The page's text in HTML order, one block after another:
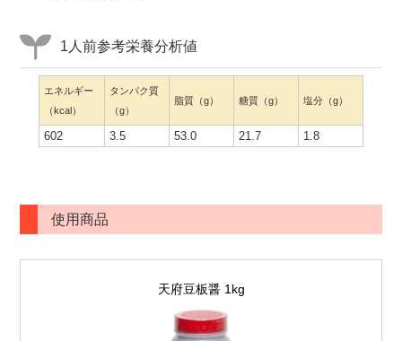
1人前参考栄養分析値
エネルギー
（kcal）
タンパク質
（g）
脂質（g） 糖質（g） 塩分（g）
602 3.5 53.0 21.7 1.8
使用商品
天府豆板醤 1kg